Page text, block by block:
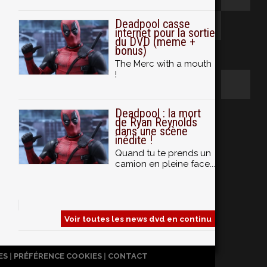
Deadpool casse
internet pour la sortie
du DVD (meme +
bonus)
The Merc with a mouth
!
Deadpool : la mort
de Ryan Reynolds
dans une scène
inédite !
Quand tu te prends un
camion en pleine face...
Voir toutes les news dvd en continu
PRÉFÉRENCE COOKIES CONTACT